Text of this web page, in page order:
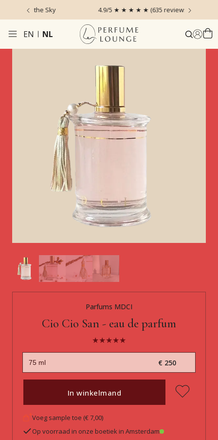
4.9/5 ★ ★ ★ ★ ★ (635 reviews)
EN NL
Parfums MDCI
Cio Cio San - eau de parfum
€ 250
In winkelmand
Voeg sample toe (€ 7,00)
Op voorraad in onze boetiek in Amsterdam